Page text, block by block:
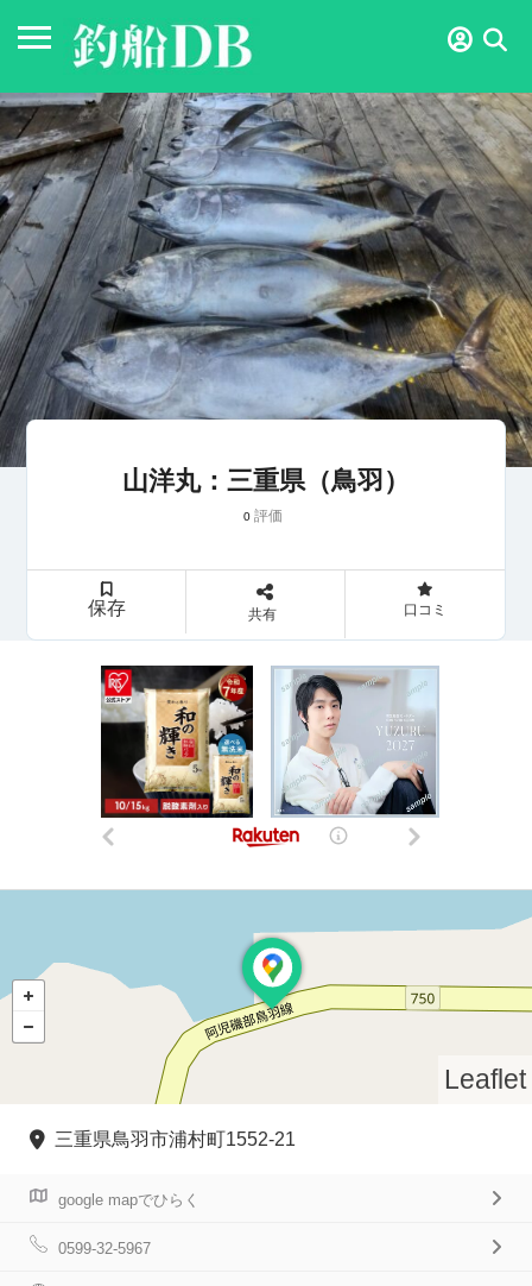
山洋丸：三重県（鳥羽）
0評価
保存 共有 口コミ
Leaflet
三重県鳥羽市浦村町1552-21
google mapでひらく
0599-32-5967